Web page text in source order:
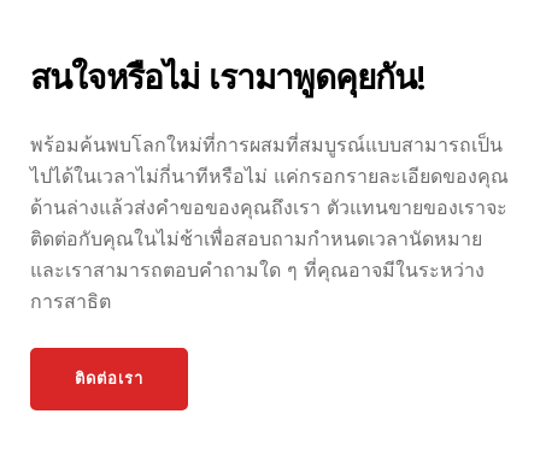
สนใจหรือไม่ เรามาพูดคุยกัน!
พร้อมค้นพบโลกใหม่ที่การผสมที่สมบูรณ์แบบสามารถเป็น
ไปได้ในเวลาไม่กี่นาทีหรือไม่ แค่กรอกรายละเอียดของคุณ
ด้านล่างแล้วส่งคำขอของคุณถึงเรา ตัวแทนขายของเราจะ
ติดต่อกับคุณในไม่ช้าเพื่อสอบถามกำหนดเวลานัดหมาย
และเราสามารถตอบคำถามใด ๆ ที่คุณอาจมีในระหว่าง
การสาธิต
ติดต่อเรา